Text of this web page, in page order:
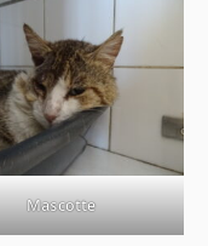
Mascotte